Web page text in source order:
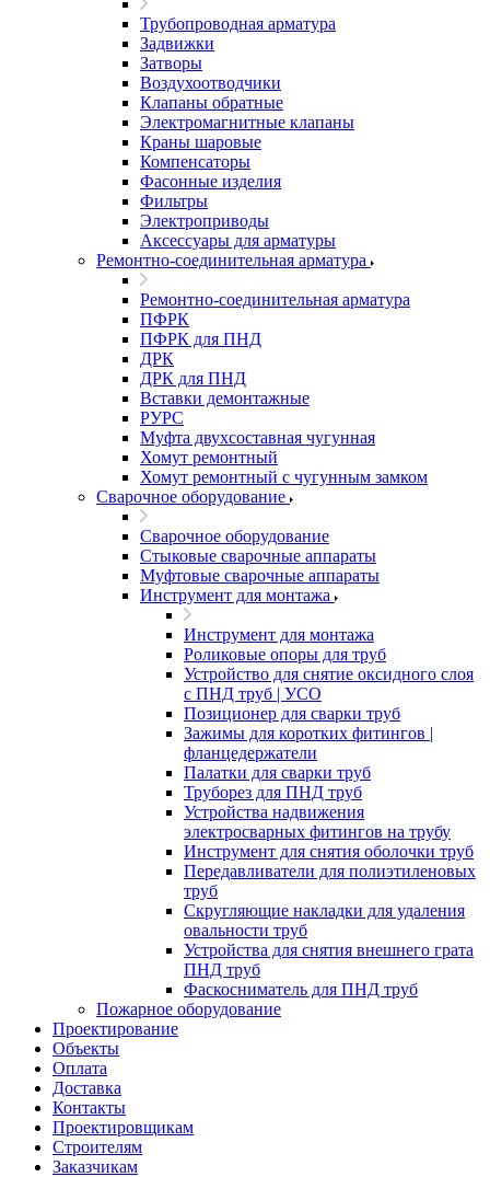
Трубопроводная арматура
Задвижки
Затворы
Воздухоотводчики
Клапаны обратные
Электромагнитные клапаны
Краны шаровые
Компенсаторы
Фасонные изделия
Фильтры
Электроприводы
Аксессуары для арматуры
Ремонтно-соединительная арматура
Ремонтно-соединительная арматура
ПФРК
ПФРК для ПНД
ДРК
ДРК для ПНД
Вставки демонтажные
РУРС
Муфта двухсоставная чугунная
Хомут ремонтный
Хомут ремонтный с чугунным замком
Сварочное оборудование
Сварочное оборудование
Стыковые сварочные аппараты
Муфтовые сварочные аппараты
Инструмент для монтажа
Инструмент для монтажа
Роликовые опоры для труб
Устройство для снятие оксидного слоя
с ПНД труб | УСО
Позиционер для сварки труб
Зажимы для коротких фитингов |
фланцедержатели
Палатки для сварки труб
Труборез для ПНД труб
Устройства надвижения
электросварных фитингов на трубу
Инструмент для снятия оболочки труб
Передавливатели для полиэтиленовых
труб
Скругляющие накладки для удаления
овальности труб
Устройства для снятия внешнего грата
ПНД труб
Фаскосниматель для ПНД труб
Пожарное оборудование
Проектирование
Объекты
Оплата
Доставка
Контакты
Проектировщикам
Строителям
Заказчикам